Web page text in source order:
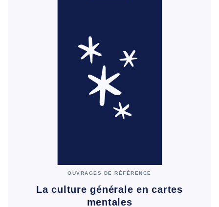
OUVRAGES DE RÉFÉRENCE
La culture générale en cartes
mentales